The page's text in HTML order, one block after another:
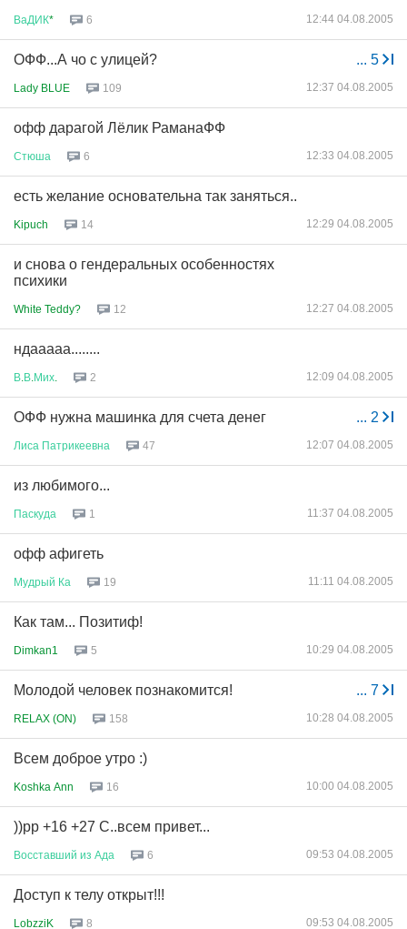
ВаДИК* 6 12:44 04.08.2005
... 5
ОФФ...А чо с улицей?
Lady BLUE 109 12:37 04.08.2005
офф дарагой Лёлик РаманаФФ
Стюша 6 12:33 04.08.2005
есть желание основательна так заняться..
Kipuch 14 12:29 04.08.2005
и снова о гендеральных особенностях
психики
White Teddy? 12 12:27 04.08.2005
ндааааа........
В В Мих 2 12:09 04.08.2005
... 2
ОФФ нужна машинка для счета денег
Лиса Патрикеевна 47 12:07 04.08.2005
из любимого...
Паскуда 1 11:37 04.08.2005
офф афигеть
Мудрый Ка 19 11:11 04.08.2005
Как там... Позитиф!
Dimkan1 5 10:29 04.08.2005
... 7
Молодой человек познакомится!
RELAX (ON) 158 10:28 04.08.2005
Всем доброе утро :)
Koshka Ann 16 10:00 04.08.2005
))рр +16 +27 С..всем привет...
Восставший из Ада 6 09:53 04.08.2005
Доступ к телу открыт!!!
LobzziK 8 09:53 04.08.2005